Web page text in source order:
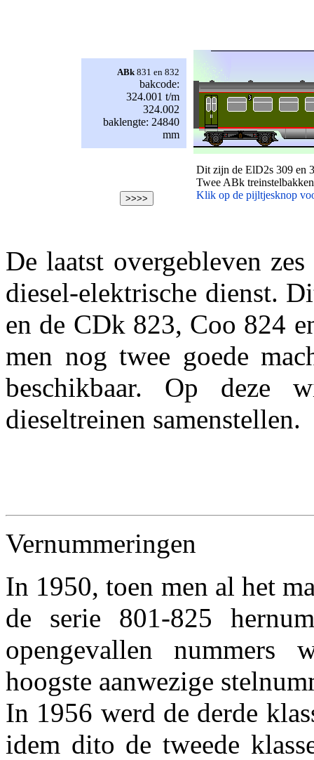
ABk831 en 832
bakcode:
324.001 t/m
324.002
baklengte: 24840
mm
Dit zijn de ElD2s 309 en
Twee ABk
Klik op de pijltjesknop
De laatst overgebleven
diesel-elektrische dienst.
en de CDk 823, Coo 824
men nog twee goede
beschikbaar. Op deze
dieseltreinen samenstellen.
Vernummeringen
In 1950, toen men al het
de serie 801-825
opengevallen nummers
hoogste aanwezige
In 1956 werd de derde
idem dito de tweede